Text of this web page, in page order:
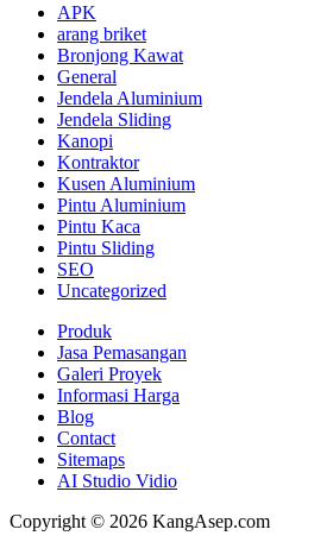
APK
arang briket
Bronjong Kawat
General
Jendela Aluminium
Jendela Sliding
Kanopi
Kontraktor
Kusen Aluminium
Pintu Aluminium
Pintu Kaca
Pintu Sliding
SEO
Uncategorized
Produk
Jasa Pemasangan
Galeri Proyek
Informasi Harga
Blog
Contact
Sitemaps
AI Studio Vidio
Copyright © 2026 KangAsep.com